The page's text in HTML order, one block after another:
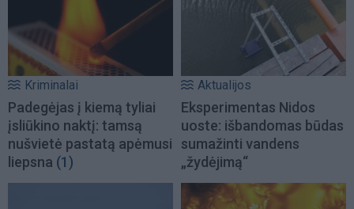
Kriminalai
Padegėjas į kiemą tyliai
įsliūkino naktį: tamsą
nušvietė pastatą apėmusi
liepsna (1)
Aktualijos
Eksperimentas Nidos
uoste: išbandomas būdas
sumažinti vandens
„žydėjimą“